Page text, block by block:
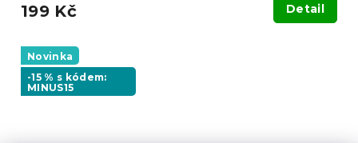
199 Kč Detail
Novinka
-15 % s kódem:
MINUS15